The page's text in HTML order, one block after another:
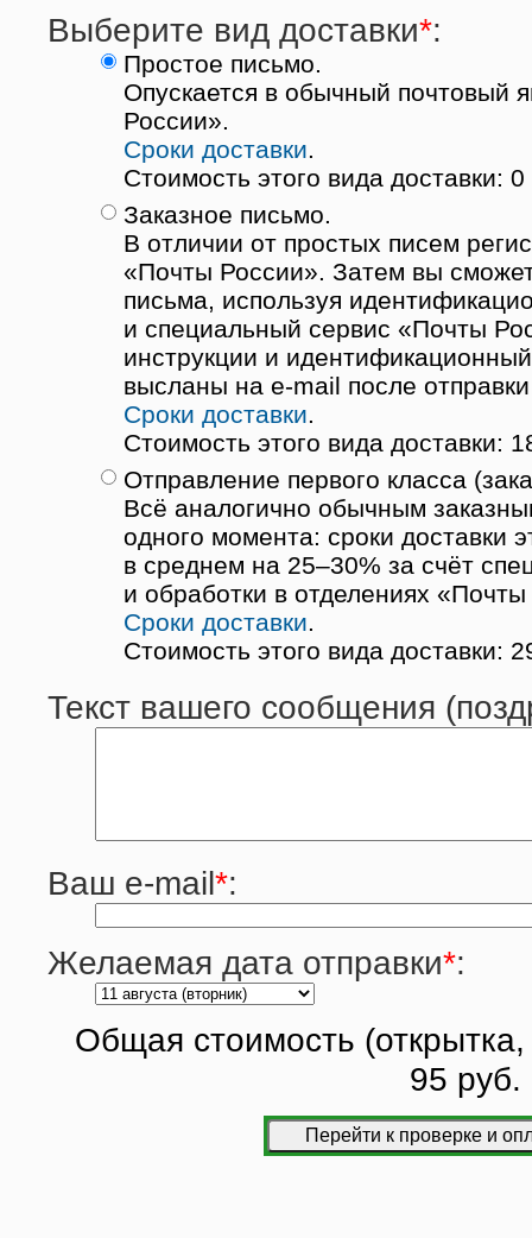
Выберите вид доставки*:
Простое письмо.
Опускается в обычный почтовый
России».
Сроки доставки
Стоимость этого вида доставки: 0
Заказное письмо.
В отличии от простых писем
«Почты России». Затем вы
письма, используя
и специальный сервис «Почты
инструкции и
высланы на e-mail после
Сроки доставки
Стоимость этого вида доставки:
Отправление первого класса
Всё аналогично обычным
одного момента: сроки доставки
в среднем на 25–30% за счёт
и обработки в отделениях
Сроки доставки
Стоимость этого вида доставки:
Текст вашего сообщения
Ваш e-mail*:
Желаемая дата отправки*:
Общая стоимость (открытка,
95 руб.